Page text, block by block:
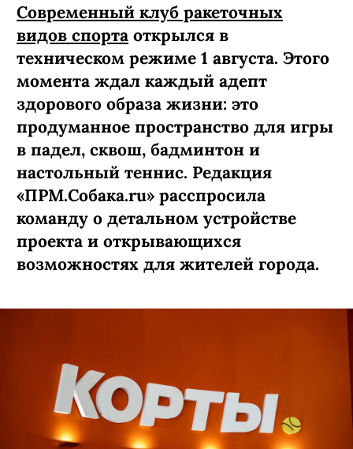
Современный клуб ракеточных
видов спорта открылся в
техническом режиме 1 августа. Этого
момента ждал каждый адепт
здорового образа жизни: это
продуманное пространство для игры
в падел, сквош, бадминтон и
настольный теннис. Редакция
«ПРМ.Собака.ru» расспросила
команду о детальном устройстве
проекта и открывающихся
возможностях для жителей города.